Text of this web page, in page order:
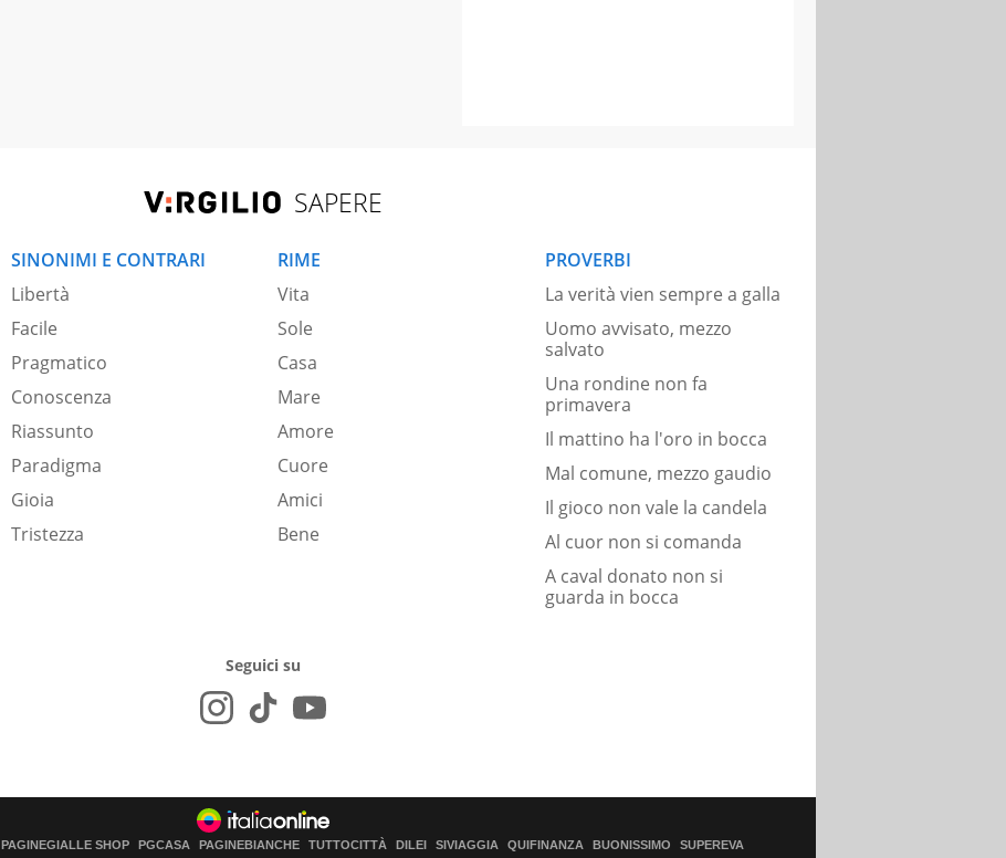
SAPERE
SINONIMI E CONTRARI
Libertà
Facile
Pragmatico
Conoscenza
Riassunto
Paradigma
Gioia
Tristezza
RIME
Vita
Sole
Casa
Mare
Amore
Cuore
Amici
Bene
PROVERBI
La verità vien sempre a galla
Uomo avvisato, mezzo
salvato
Una rondine non fa
primavera
Il mattino ha l'oro in bocca
Mal comune, mezzo gaudio
Il gioco non vale la candela
Al cuor non si comanda
A caval donato non si
guarda in bocca
Seguici su
PAGINEGIALLE SHOP PGCASA PAGINEBIANCHE TUTTOCITTÀ DILEI SIVIAGGIA QUIFINANZA BUONISSIMO SUPEREVA